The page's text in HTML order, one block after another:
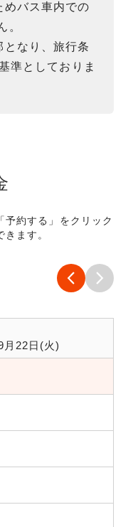
めバス車内での
。
なり、旅行条
準としておりま
予約する」をクリック
ます。
22日(火)